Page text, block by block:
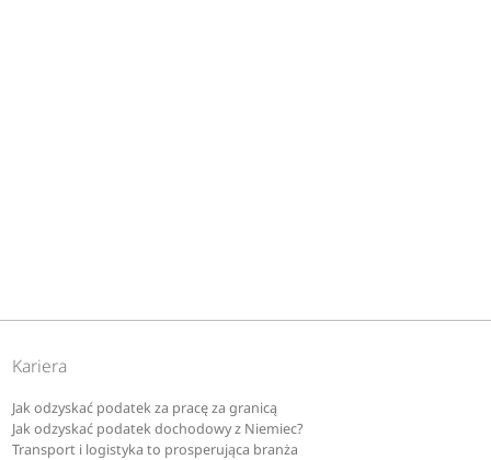
Kariera
Jak odzyskać podatek za pracę za granicą
Jak odzyskać podatek dochodowy z Niemiec?
Transport i logistyka to prosperująca branża